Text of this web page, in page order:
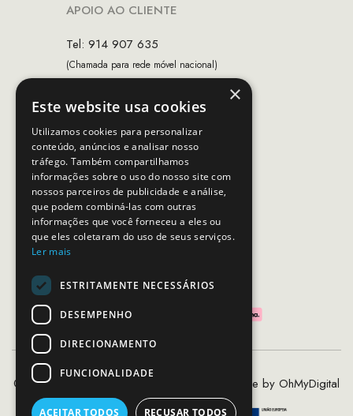
APOIO AO CLIENTE
Tel: 914 907 635
(Chamada para rede móvel nacional)
Horário de contacto:
Dias úteis das 10h as 19h
SEGUE-NOS
PAGAMENTOS SEGUROS
©2020 - 2026 MCS - Mob Crew Store | Made by OhMyDigital
×
Este website usa cookies
Utilizamos cookies para personalizar
conteúdo, anúncios e analisar nosso
tráfego. Também compartilhamos
informações sobre o uso do nosso site com
nossos parceiros de publicidade e análise,
que podem combiná-las com outras
informações que você forneceu a eles ou
que eles coletaram do uso de seus serviços.
Ler mais
ESTRITAMENTE NECESSÁRIOS
DESEMPENHO
DIRECIONAMENTO
FUNCIONALIDADE
ACEITAR TODOS RECUSAR TODOS